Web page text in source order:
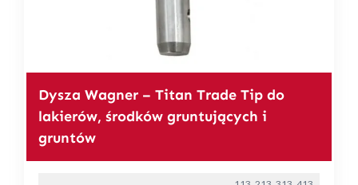
Dysza Wagner – Titan Trade Tip do
lakierów, środków gruntujących i
gruntów